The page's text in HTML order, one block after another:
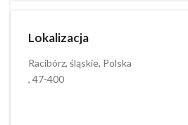
Lokalizacja
Racibórz, śląskie, Polska
, 47-400